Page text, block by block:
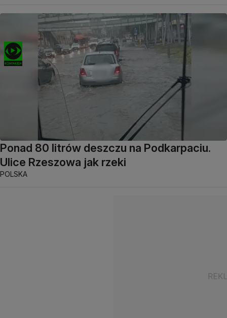
Ponad 80 litrów deszczu na Podkarpaciu.
Ulice Rzeszowa jak rzeki
POLSKA